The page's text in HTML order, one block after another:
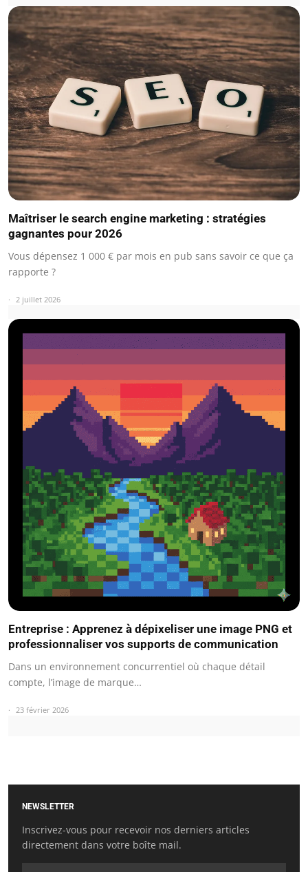
Maîtriser le search engine marketing : stratégies
gagnantes pour 2026
Vous dépensez 1 000 € par mois en pub sans savoir ce que ça
rapporte ?
2 juillet 2026
Entreprise : Apprenez à dépixeliser une image PNG et
professionnaliser vos supports de communication
Dans un environnement concurrentiel où chaque détail
compte, l’image de marque…
23 février 2026
NEWSLETTER
Inscrivez-vous pour recevoir nos derniers articles
directement dans votre boîte mail.